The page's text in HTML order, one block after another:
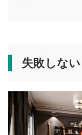
失敗しな